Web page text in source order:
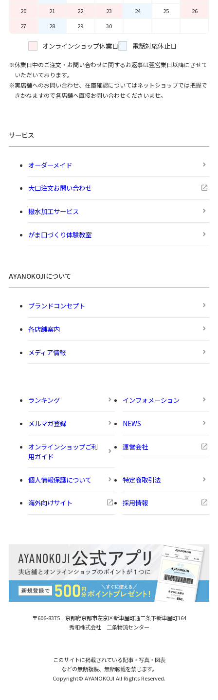
〒606-8375 京都府京都市左京区新車屋町通二条下新車屋町164
秀和株式会社 二条物流センター
20
21 22 23 24 25
26
27
28 29 30
オンラインショップ休業日 電話対応休止日
休業日中のご注文・お問い合わせに関するお返事は翌営業日以降にさせて
いただいております。
実店舗へのお問い合わせ、在庫確認についてはネットショップでは把握で
きかねますので各店舗へ直接お問い合わせくださいませ。
サービス
オーダーメイド
大口注文お問い合わせ
撥水加工サービス
がま口づくり体験教室
AYANOKOJIについて
ブランドコンセプト
各店舗案内
メディア情報
ランキング インフォメーション
メルマガ登録 NEWS
オンラインショップご利
用ガイド
運営会社
個人情報保護について 特定商取引法
海外向けサイト 採用情報
このサイトに掲載されている記事・写真・図表
などの無断複製、無断転載を禁じます。
Copyright© AYANOKOJI All Rights Reserved.